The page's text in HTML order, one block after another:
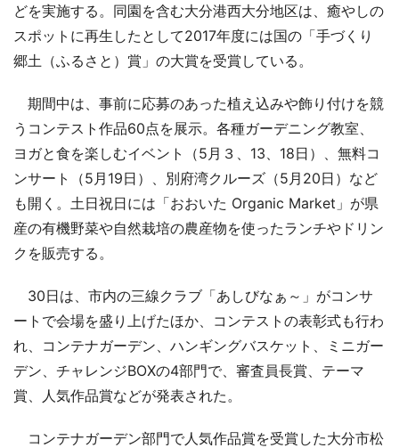
どを実施する。同園を含む大分港西大分地区は、癒やしの
スポットに再生したとして2017年度には国の「手づくり
郷土（ふるさと）賞」の大賞を受賞している。
期間中は、事前に応募のあった植え込みや飾り付けを競
うコンテスト作品60点を展示。各種ガーデニング教室、
ヨガと食を楽しむイベント（5月３、13、18日）、無料コ
ンサート（5月19日）、別府湾クルーズ（5月20日）など
も開く。土日祝日には「おおいた Organic Market」が県
産の有機野菜や自然栽培の農産物を使ったランチやドリン
クを販売する。
30日は、市内の三線クラブ「あしびなぁ～」がコンサ
ートで会場を盛り上げたほか、コンテストの表彰式も行わ
れ、コンテナガーデン、ハンギングバスケット、ミニガー
デン、チャレンジBOXの4部門で、審査員長賞、テーマ
賞、人気作品賞などが発表された。
コンテナガーデン部門で人気作品賞を受賞した大分市松